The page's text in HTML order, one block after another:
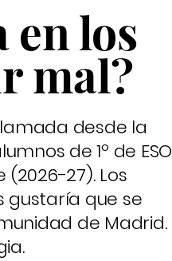
en los
mal?
desde la
de 1º de ESO
(2026-27). Los
gustaría que se
de Madrid.